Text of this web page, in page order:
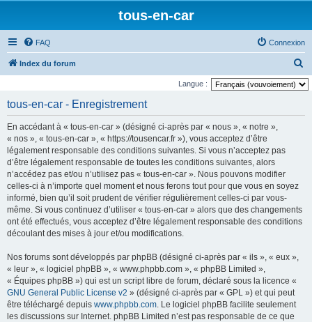
tous-en-car
FAQ Connexion
Index du forum
e
Langue :
tous-en-car - Enregistrement
En accédant à « tous-en-car » (désigné ci-après par « nous », « notre »,
« nos », « tous-en-car », « https://tousencar.fr »), vous acceptez d’être
légalement responsable des conditions suivantes. Si vous n’acceptez pas
d’être légalement responsable de toutes les conditions suivantes, alors
n’accédez pas et/ou n’utilisez pas « tous-en-car ». Nous pouvons modifier
celles-ci à n’importe quel moment et nous ferons tout pour que vous en soyez
informé, bien qu’il soit prudent de vérifier régulièrement celles-ci par vous-
même. Si vous continuez d’utiliser « tous-en-car » alors que des changements
ont été effectués, vous acceptez d’être légalement responsable des conditions
découlant des mises à jour et/ou modifications.
Nos forums sont développés par phpBB (désigné ci-après par « ils », « eux »,
« leur », « logiciel phpBB », « www.phpbb.com », « phpBB Limited »,
« Équipes phpBB ») qui est un script libre de forum, déclaré sous la licence «
GNU General Public License v2 » (désigné ci-après par « GPL ») et qui peut
être téléchargé depuis www.phpbb.com. Le logiciel phpBB facilite seulement
les discussions sur Internet. phpBB Limited n’est pas responsable de ce que